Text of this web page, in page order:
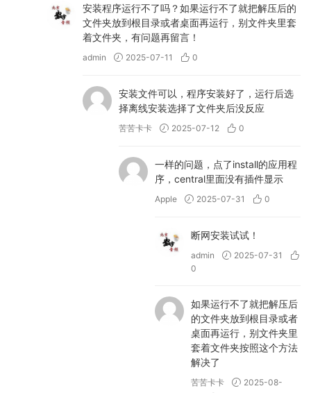
2026 年 3 月 31 日
布，包含以下新功能：
– 全新的“Studio Engine”，显著提升了高保真
音质，并提高了提示精度
– 立体声宽度控制 之前未订阅过 ILLUGEN 的
用户目前可免费试用 ILLUGEN 2.0 桌面应用程
(https://www.waves.com/illugen) ILLUGEN
– Waves Central v16.5.7 现已推出 Windows
– 修复：网络驱动器存在时，驱动器仍可写入的
安装程序运行不了吗？如果运行不了就把解压后的
文件夹放到根目录或者桌面再运行，别文件夹里套
着文件夹，有问题再留言！
admin 2025-07-11 0
安装文件可以，程序安装好了，运行后选
择离线安装选择了文件夹后没反应
苦苦卡卡 2025-07-12 0
一样的问题，点了install的应用程
序，central里面没有插件显示
Apple 2025-07-31 0
断网安装试试！
admin
2025-07-31
0
如果运行不了就把解压后
的文件夹放到根目录或者
桌面再运行，别文件夹里
套着文件夹按照这个方法
解决了
苦苦卡卡
2025-08-